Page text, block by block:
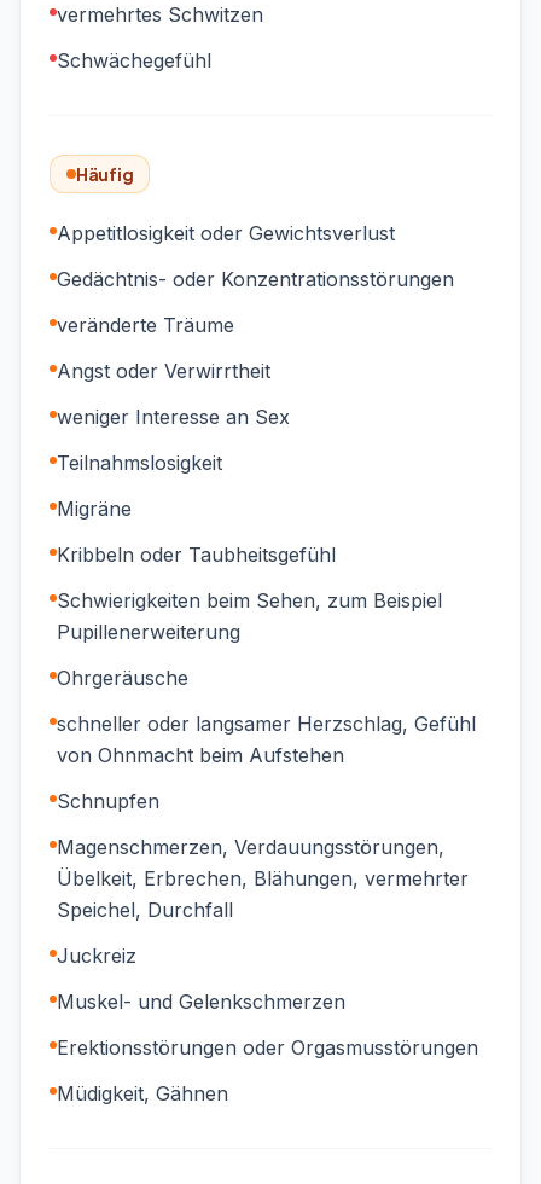
vermehrtes Schwitzen
Schwächegefühl
Häufig
Appetitlosigkeit oder Gewichtsverlust
Gedächtnis- oder Konzentrationsstörungen
veränderte Träume
Angst oder Verwirrtheit
weniger Interesse an Sex
Teilnahmslosigkeit
Migräne
Kribbeln oder Taubheitsgefühl
Schwierigkeiten beim Sehen, zum Beispiel
Pupillenerweiterung
Ohrgeräusche
schneller oder langsamer Herzschlag, Gefühl
von Ohnmacht beim Aufstehen
Schnupfen
Magenschmerzen, Verdauungsstörungen,
Übelkeit, Erbrechen, Blähungen, vermehrter
Speichel, Durchfall
Juckreiz
Muskel- und Gelenkschmerzen
Erektionsstörungen oder Orgasmusstörungen
Müdigkeit, Gähnen